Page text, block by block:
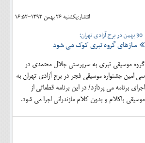
انتشار:يکشنبه 26 بهمن 1393-16:52
30 بهمن در برج آزادی تهران؛
سازهای گروه تبری کوک می شود
گروه موسیقی تبری به سرپرستی جلال محمدی در
سی امین جشنواره موسیقی فجر در برج آزادی تهران به
اجرای برنامه می پردازد/ در این برنامه قطعاتی از
موسیقی باکلام و بدون کلام مازندرانی اجرا می شود.